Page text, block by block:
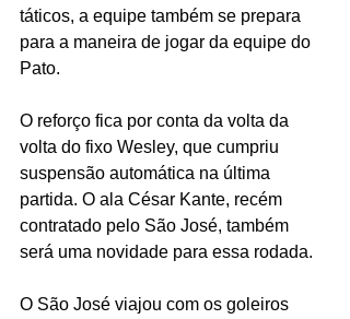
táticos, a equipe também se prepara
para a maneira de jogar da equipe do
Pato.
O reforço fica por conta da volta da
volta do fixo Wesley, que cumpriu
suspensão automática na última
partida. O ala César Kante, recém
contratado pelo São José, também
será uma novidade para essa rodada.
O São José viajou com os goleiros